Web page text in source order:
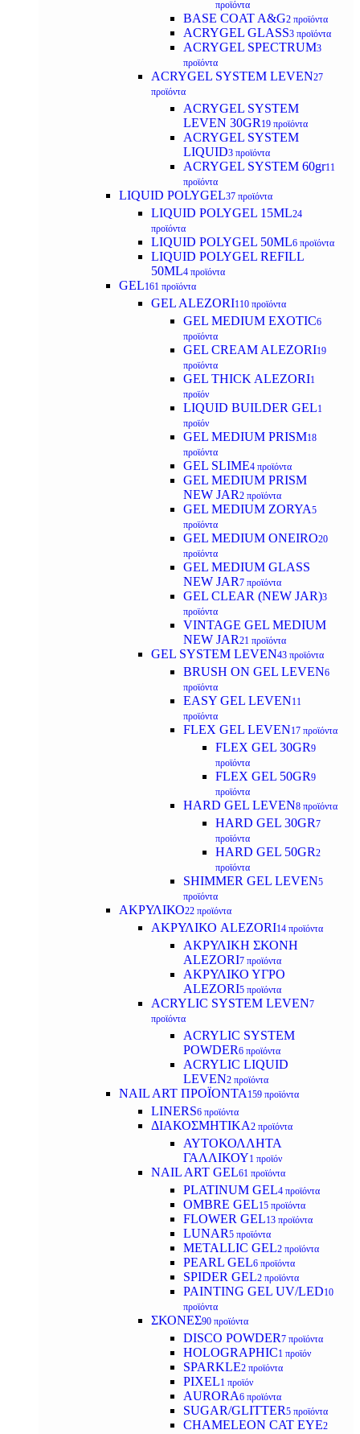
προϊόντα
BASE COAT A&G2 προϊόντα
ACRYGEL GLASS3 προϊόντα
ACRYGEL SPECTRUM3
προϊόντα
ACRYGEL SYSTEM LEVEN27
προϊόντα
ACRYGEL SYSTEM
LEVEN 30GR 19 προϊόντα
ACRYGEL SYSTEM
LIQUID3 προϊόντα
ACRYGEL SYSTEM 60gr11
προϊόντα
LIQUID POLYGEL37 προϊόντα
LIQUID POLYGEL 15ML24
προϊόντα
LIQUID POLYGEL 50ML6 προϊόντα
LIQUID POLYGEL REFILL
50ML4 προϊόντα
GEL161 προϊόντα
GEL ALEZORI110 προϊόντα
GEL MEDIUM EXOTIC6
προϊόντα
GEL CREAM ALEZORI19
προϊόντα
GEL THICK ALEZORI1
προϊόν
LIQUID BUILDER GEL1
προϊόν
GEL MEDIUM PRISM18
προϊόντα
GEL SLIME4 προϊόντα
GEL MEDIUM PRISM
NEW JAR2 προϊόντα
GEL MEDIUM ZORYA5
προϊόντα
GEL MEDIUM ONEIRO20
προϊόντα
GEL MEDIUM GLASS
NEW JAR7 προϊόντα
GEL CLEAR (NEW JAR)3
προϊόντα
VINTAGE GEL MEDIUM
NEW JAR21 προϊόντα
GEL SYSTEM LEVEN43 προϊόντα
BRUSH ON GEL LEVEN6
προϊόντα
EASY GEL LEVEN11
προϊόντα
FLEX GEL LEVEN17 προϊόντα
FLEX GEL 30GR9
προϊόντα
FLEX GEL 50GR9
προϊόντα
HARD GEL LEVEN8 προϊόντα
HARD GEL 30GR7
προϊόντα
HARD GEL 50GR2
προϊόντα
SHIMMER GEL LEVEN5
προϊόντα
ΑΚΡΥΛΙΚΟ22 προϊόντα
ΑΚΡΥΛΙΚΟ ALEZORI14 προϊόντα
ΑΚΡΥΛΙΚΗ ΣΚΟΝΗ
ALEZORI7 προϊόντα
ΑΚΡΥΛΙΚΟ ΥΓΡΟ
ALEZORI5 προϊόντα
ACRYLIC SYSTEM LEVEN7
προϊόντα
ACRYLIC SYSTEM
POWDER6 προϊόντα
ACRYLIC LIQUID
LEVEN2 προϊόντα
NAIL ART ΠΡΟΪΟΝΤΑ 159 προϊόντα
LINERS6 προϊόντα
ΔΙΑΚΟΣΜΗΤΙΚΑ2 προϊόντα
ΑΥΤΟΚΟΛΛΗΤΑ
ΓΑΛΛΙΚΟΥ1 προϊόν
NAIL ART GEL61 προϊόντα
PLATINUM GEL4 προϊόντα
OMBRE GEL15 προϊόντα
FLOWER GEL13 προϊόντα
LUNAR5 προϊόντα
METALLIC GEL2 προϊόντα
PEARL GEL6 προϊόντα
SPIDER GEL2 προϊόντα
PAINTING GEL UV/LED10
προϊόντα
ΣΚΟΝΕΣ90 προϊόντα
DISCO POWDER7 προϊόντα
HOLOGRAPHIC1 προϊόν
SPARKLE2 προϊόντα
PIXEL1 προϊόν
AURORA6 προϊόντα
SUGAR/GLITTER5 προϊόντα
CHAMELEON CAT EYE2